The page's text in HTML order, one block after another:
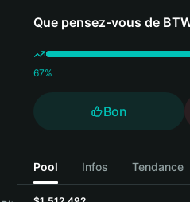
Que pensez-vous de
67%
Bon
Pool Infos Tendance